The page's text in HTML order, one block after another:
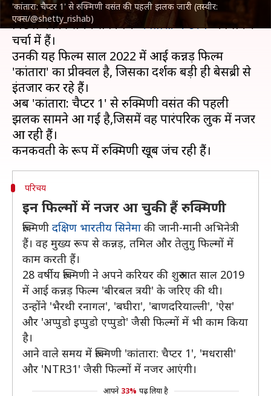
'कांतारा: चैप्टर 1' से रुक्मिणी वसंत की पहली झलक जारी (तस्वीर:
एक्स/@shetty_rishab)
मशहूर अभिनेता, फिल्म निर्माता और निर्देशकऋषभ शेट्टी
पिछले काफी समय से फिल्म 'कांतारा: चैप्टर 1' को लेकर
चर्चा में हैं।
उनकी यह फिल्म साल 2022 में आई कन्नड़ फिल्म
'कांतारा' का प्रीक्वल है, जिसका दर्शक बड़ी ही बेसब्री से
इंतजार कर रहे हैं।
अब 'कांतारा: चैप्टर 1' से रुक्मिणी वसंत की पहली
झलक सामने आ गई है,जिसमें वह पारंपरिक लुक में नजर
आ रही हैं।
परिचय
इन फिल्मों में नजर आ चुकी हैं रुक्मिणी
रुक्मिणी दक्षिण भारतीय सिनेमा की जानी-मानी अभिनेत्री
हैं। वह मुख्य रूप से कन्नड़, तमिल और तेलुगु फिल्मों में
काम करती हैं।
28 वर्षीय रुक्मिणी ने अपने करियर की शुरुआत साल 2019
में आई कन्नड़ फिल्म 'बीरबल त्रयी' के जरिए की थी।
उन्होंने 'भैरथी रनागल', 'बघीरा', 'बाणदरियाल्ली', 'ऐस'
और 'अप्पुडो इप्पुडो एप्पुडो' जैसी फिल्मों में भी काम किया
है।
आने वाले समय में रुक्मिणी 'कांतारा: चैप्टर 1', 'मधरासी'
और 'NTR31' जैसी फिल्मों में नजर आएंगी।
आपने 33% पढ़ लिया है